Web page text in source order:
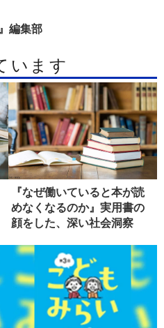
編集部
います
『なぜ働いていると本が読
めなくなるのか』実用書の
顔をした、深い社会洞察